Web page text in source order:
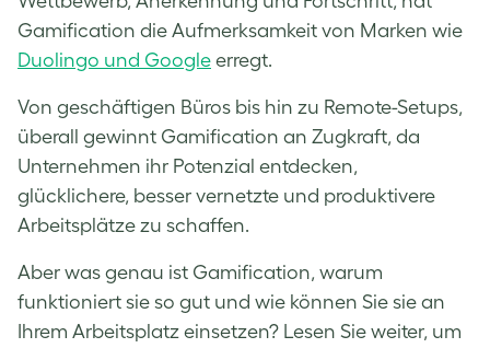
Gamification die Aufmerksamkeit von Marken wie
Duolingo und Google erregt.
Von geschäftigen Büros bis hin zu Remote-Setups,
überall gewinnt Gamification an Zugkraft, da
Unternehmen ihr Potenzial entdecken,
glücklichere, besser vernetzte und produktivere
Arbeitsplätze zu schaffen.
Aber was genau ist Gamification, warum
funktioniert sie so gut und wie können Sie sie an
Ihrem Arbeitsplatz einsetzen? Lesen Sie weiter, um